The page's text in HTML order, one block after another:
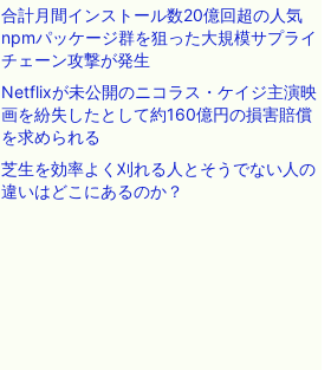
合計月間インストール数20億回超の人気
npmパッケージ群を狙った大規模サプライ
チェーン攻撃が発生
Netflixが未公開のニコラス・ケイジ主演映
画を紛失したとして約160億円の損害賠償
を求められる
芝生を効率よく刈れる人とそうでない人の
違いはどこにあるのか？